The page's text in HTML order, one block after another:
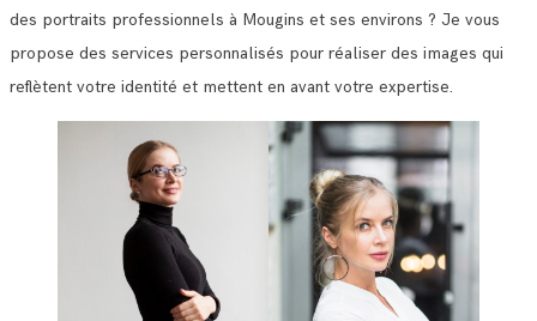
des portraits professionnels à Mougins et ses environs ? Je vous
propose des services personnalisés pour réaliser des images qui
reflètent votre identité et mettent en avant votre expertise.